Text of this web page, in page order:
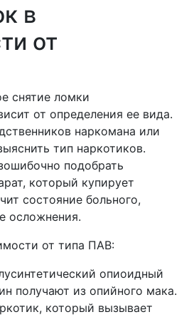
в
от
снятие ломки
от определения ее вида.
наркомана или
тип наркотиков.
подобрать
который купирует
состояние больного,
осложнения.
от типа ПАВ:
опиоидный
получают из опийного мака.
который вызывает